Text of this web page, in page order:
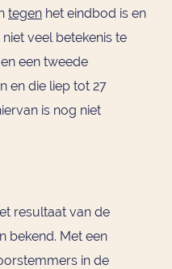
tegen het eindbod is en
veel betekenis te
een tweede
en die liep tot 27
is nog niet
resultaat van de
bekend. Met een
in de